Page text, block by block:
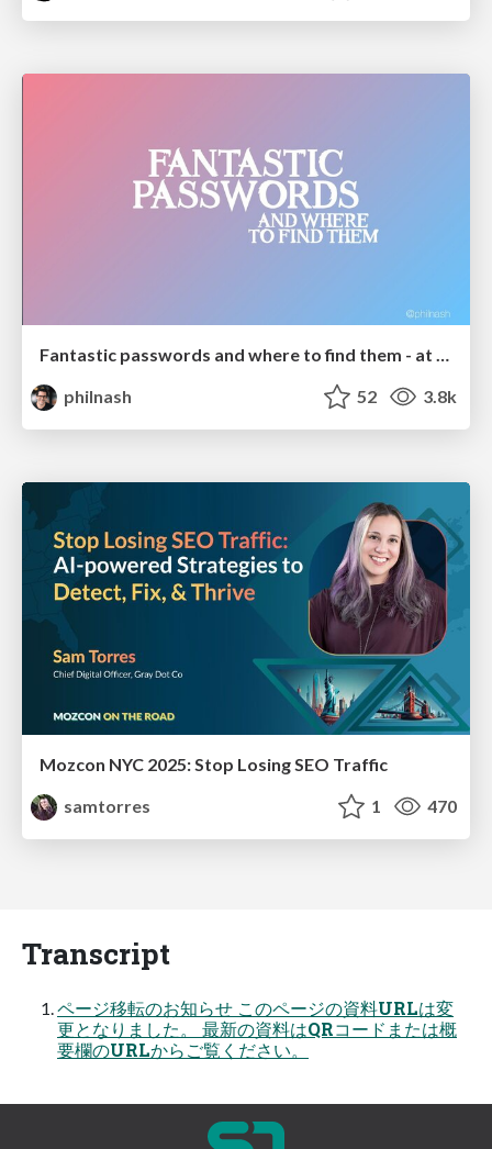
Fantastic passwords and where to find them - at NoRuKo
philnash
52 3.8k
Mozcon NYC 2025: Stop Losing SEO Traffic
samtorres
1 470
Transcript
ページ移転のお知らせ このページの資料URLは変
更となりました。 最新の資料はQRコードまたは概
要欄のURLからご覧ください。